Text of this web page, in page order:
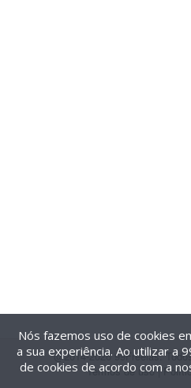
@2014-2026 99Freelas.
Termos de uso|
Nós fazemos uso de cookies
a sua experiência. Ao utilizar a
de cookies de acordo com a